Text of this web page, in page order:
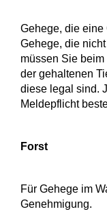
Gehege, die eine
Gehege, die
müssen Sie
der gehaltenen
diese legal sind.
Meldepflicht
Forst
Für Gehege im
Genehmigung.